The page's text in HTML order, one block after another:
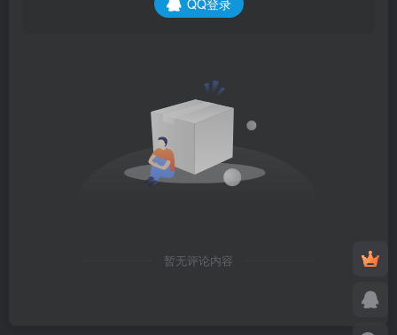
暂无评论内容